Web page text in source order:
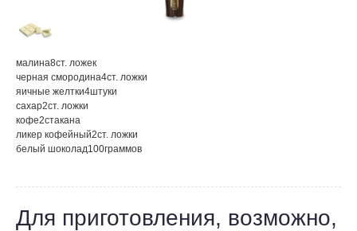
малина8ст. ложек
черная смородина4ст. ложки
яичные желтки4штуки
сахар2ст. ложки
кофе2стакана
ликер кофейный2ст. ложки
белый шоколад100граммов
Для приготовления, возможно,